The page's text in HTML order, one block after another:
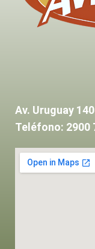
Av. Uruguay
Teléfono: 2900